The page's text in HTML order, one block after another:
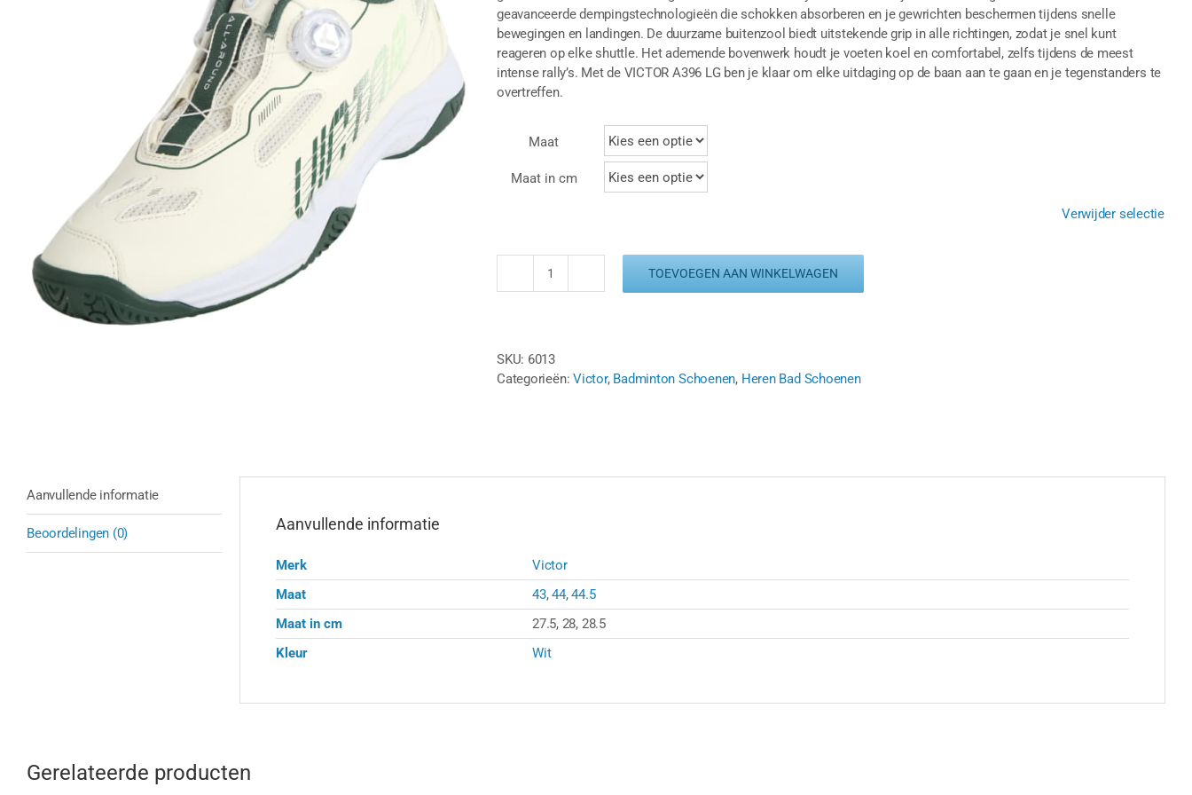
geavanceerde dempingstechnologieën die schokken absorberen en je gewrichten beschermen tijdens snelle
bewegingen en landingen. De duurzame buitenzool biedt uitstekende grip in alle richtingen, zodat je snel kunt
reageren op elke shuttle. Het ademende bovenwerk houdt je voeten koel en comfortabel, zelfs tijdens de meest
intense rally’s. Met de VICTOR A396 LG ben je klaar om elke uitdaging op de baan aan te gaan en je tegenstanders te
overtreffen.
Maat
Maat in cm
Verwijder selectie
VICTOR
WIT/GROEN
aantal
TOEVOEGEN AAN WINKELWAGEN
SKU: 6013
Categorieën:Victor, Badminton Schoenen, Heren Bad Schoenen
Aanvullende informatie
Beoordelingen (0) Aanvullende informatie
Merk
Victor
Maat
43,44,44.5
Maat in cm
27.5, 28, 28.5
Kleur
Wit
Gerelateerde producten